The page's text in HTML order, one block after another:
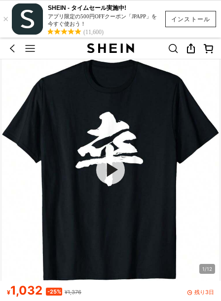
インストール
×
SHEIN - タイムセール実施中!
アプリ限定の500円OFFクーポン「JPAPP」を
今すぐ使おう！
(11,600)
1/12
¥1,032 -25% ¥1,376 残り3日